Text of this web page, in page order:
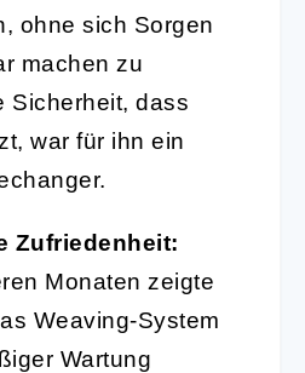
ohne sich Sorgen
machen zu
Sicherheit, dass
war für ihn ein
Zufriedenheit:
Monaten zeigte
Weaving-System
Wartung